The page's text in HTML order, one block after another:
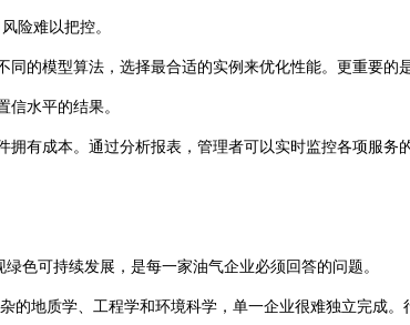
险难以把控。
的模型算法，选择最合适的实例来优化性能。更重要的
水平的结果。
有成本。通过分析报表，管理者可以实时监控各项服务
色可持续发展，是每一家油气企业必须回答的问题。
地质学、工程学和环境科学，单一企业很难独立完成。